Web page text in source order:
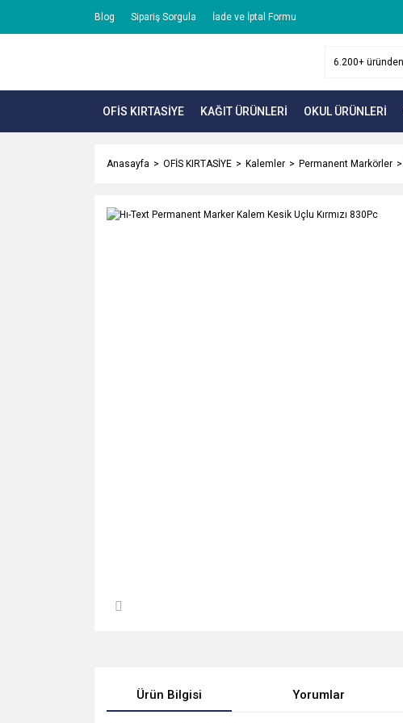
Blog Sipariş Sorgula İade ve İptal Formu
OFİS KIRTASİYE KAĞIT ÜRÜNLERİ OKUL ÜRÜNLERİ
Anasayfa OFİS KIRTASİYE Kalemler Permanent Markörler
Ürün Bilgisi Yorumlar